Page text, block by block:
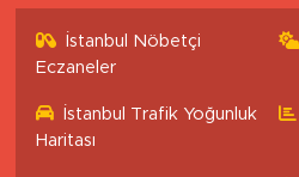
İstanbul Nöbetçi
Eczaneler
İstanbul Trafik Yoğunluk
Haritası